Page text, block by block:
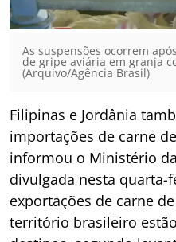
As suspensões ocorrem
de gripe aviária em granja
(Arquivo/Agência Brasil)
Filipinas e Jordânia
importações de carne
informou o Ministério
divulgada nesta quarta-
exportações de carne
território brasileiro